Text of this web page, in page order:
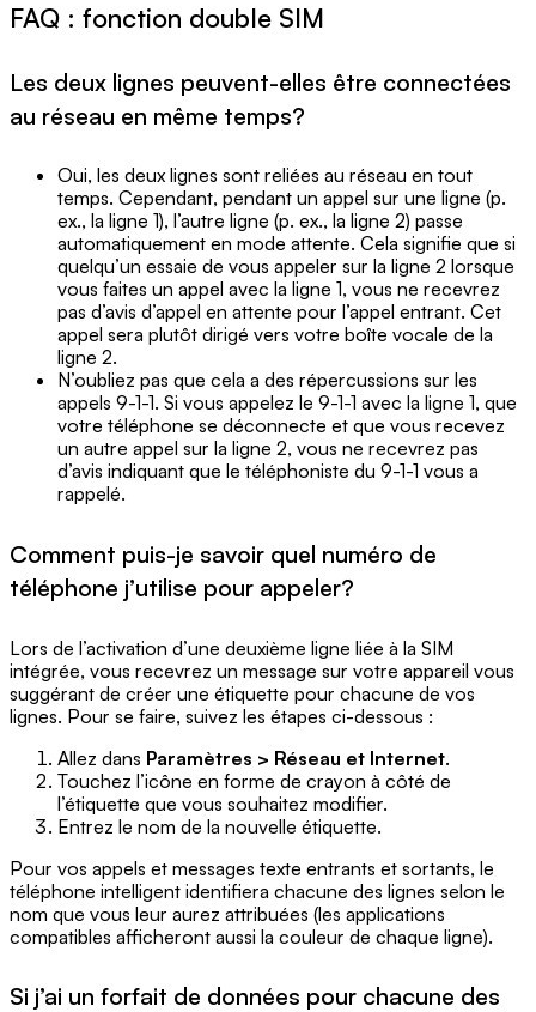
FAQ : fonction double SIM
Les deux lignes peuvent-elles être connectées
au réseau en même temps?
Oui, les deux lignes sont reliées au réseau en tout
temps. Cependant, pendant un appel sur une ligne (p.
ex., la ligne 1), l’autre ligne (p. ex., la ligne 2) passe
automatiquement en mode attente. Cela signifie que si
quelqu’un essaie de vous appeler sur la ligne 2 lorsque
vous faites un appel avec la ligne 1, vous ne recevrez
pas d’avis d’appel en attente pour l’appel entrant. Cet
appel sera plutôt dirigé vers votre boîte vocale de la
ligne 2.
N’oubliez pas que cela a des répercussions sur les
appels 9-1-1. Si vous appelez le 9-1-1 avec la ligne 1, que
votre téléphone se déconnecte et que vous recevez
un autre appel sur la ligne 2, vous ne recevrez pas
d’avis indiquant que le téléphoniste du 9-1-1 vous a
rappelé.
Comment puis-je savoir quel numéro de
téléphone j’utilise pour appeler?
Lors de l’activation d’une deuxième ligne liée à la SIM
intégrée, vous recevrez un message sur votre appareil vous
suggérant de créer une étiquette pour chacune de vos
lignes. Pour se faire, suivez les étapes ci-dessous :
Allez dans Paramètres > Réseau et Internet.
Touchez l’icône en forme de crayon à côté de
l’étiquette que vous souhaitez modifier.
Entrez le nom de la nouvelle étiquette.
Pour vos appels et messages texte entrants et sortants, le
téléphone intelligent identifiera chacune des lignes selon le
nom que vous leur aurez attribuées (les applications
compatibles afficheront aussi la couleur de chaque ligne).
Si j’ai un forfait de données pour chacune des